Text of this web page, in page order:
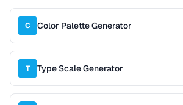
C Color Palette Generator
T Type Scale Generator